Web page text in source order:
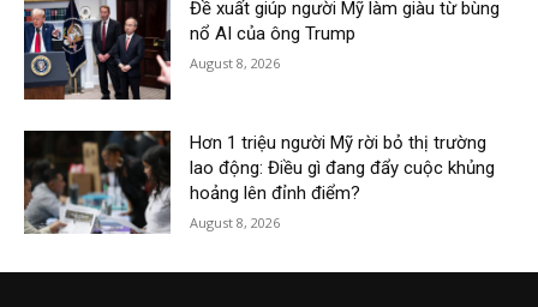
Đề xuất giúp người Mỹ làm giàu từ bùng
nổ AI của ông Trump
August 8, 2026
Hơn 1 triệu người Mỹ rời bỏ thị trường
lao động: Điều gì đang đẩy cuộc khủng
hoảng lên đỉnh điểm?
August 8, 2026